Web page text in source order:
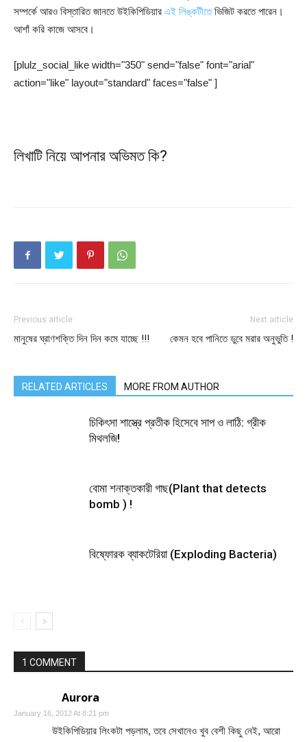
সম্পর্কে আরও বিস্তারিত জানতে উইকিপিডিয়ার এই লিঙ্কটীতেভিজিট করতে পারেন।
আশাঁ করি কাজে আসবে।
[plulz_social_like width="350" send="false" font="arial"
action="like" layout="standard" faces="false" ]
লিখাটি নিয়ে আপনার অভিমত কি?
Previous article
মানুষের ঘ্রাণশক্তি দিন দিন কমে যাচ্ছে !!!
Next article
কেমন হবে পানিতে ডুবে মরার অনুভুতি !
RELATED ARTICLES MORE FROM AUTHOR
চিকিৎসা শাস্ত্রে প্রতীক হিসেবে সাপ ও লাঠি: গ্রীক
মিথলজি!
বোমা শনাক্তকারী গাছ(Plant that detects
bomb ) !
বিষ্ফোরক ব্যাকটেরিয়া (Exploding Bacteria)
1 COMMENT
Aurora
January 16, 2012 At 8:21 pm
উইকিপিডিয়ার লিংকটা পড়লাম, তবে সেখানেও খুব বেশী কিছু নেই, আরো